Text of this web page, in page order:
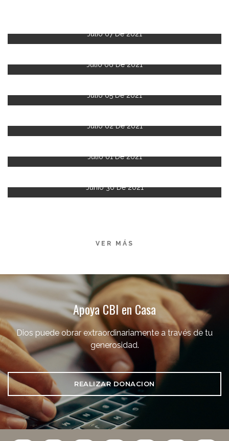
Julio 07 De 2021
Julio 06 De 2021
Julio 05 De 2021
Julio 02 De 2021
Julio 01 De 2021
Junio 30 De 2021
VER MÁS
Apoya CBI en Casa
Dios puede obrar extraordinariamente a través de tu
generosidad.
REALIZAR DONACION